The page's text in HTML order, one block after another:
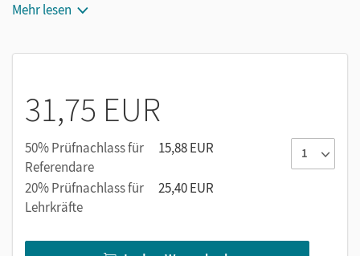
Gesundheit oder Energie öffnen den Blick für die
Anwendungsbereiche der Biologie.
Projekte begünstigen soziale Lernformen und lassen
die Schüler/-innen über längere Zeit selbstständig
Aufträge mit ganzheitlicher Sichtweise bearbeiten.
Biologie plus
fordern gleichermaßen.
Mehr lesen
31,75 EUR
50% Prüfnachlass für
Referendare
15,88 EUR
20% Prüfnachlass für
Lehrkräfte
25,40 EUR